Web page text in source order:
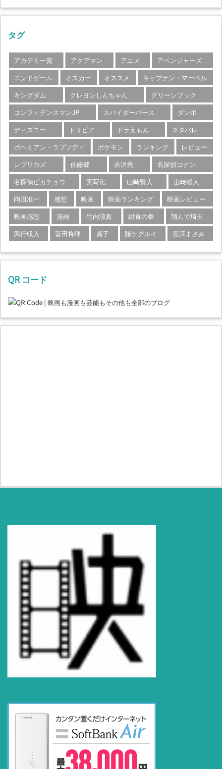
タグ
アカデミー賞 アクアマン アニメ
アベンジャーズ
エンドゲーム
オスカー オススメ
キャプテン・マーベル
キングダム
クレヨンしんちゃん
グリーンブック
コンフィデンスマンJP
スパイダーバース
ダンボ
ディズニー
トリビア ドラえもん
ネタバレ
ボヘミアン・ラプソディ
ポケモン ランキング
レビュー
レプリカズ
佐藤健 吉沢亮
名探偵コナン
名探偵ピカチュウ
実写化 山崎賢人
山﨑賢人
岡田准一
感想 映画 映画ランキング
映画レビュー
映画感想
漫画 竹内涼真 紺青の拳
翔んで埼玉
興行収入
菅田将暉 貞子 賭ケグルイ 長澤まさみ
QR コード